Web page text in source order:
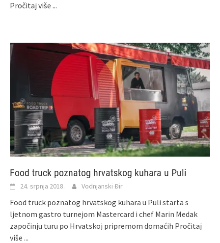
Pročitaj više ...
Food truck poznatog hrvatskog kuhara u Puli
24. srpnja 2018. Vodnjanski Đir
Food truck poznatog hrvatskog kuhara u Puli starta s
ljetnom gastro turnejom Mastercard i chef Marin Medak
započinju turu po Hrvatskoj pripremom domaćih Pročitaj
više ...